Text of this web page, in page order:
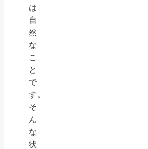
は
自
然
な
こ
と
で
す。
そ
ん
な
状